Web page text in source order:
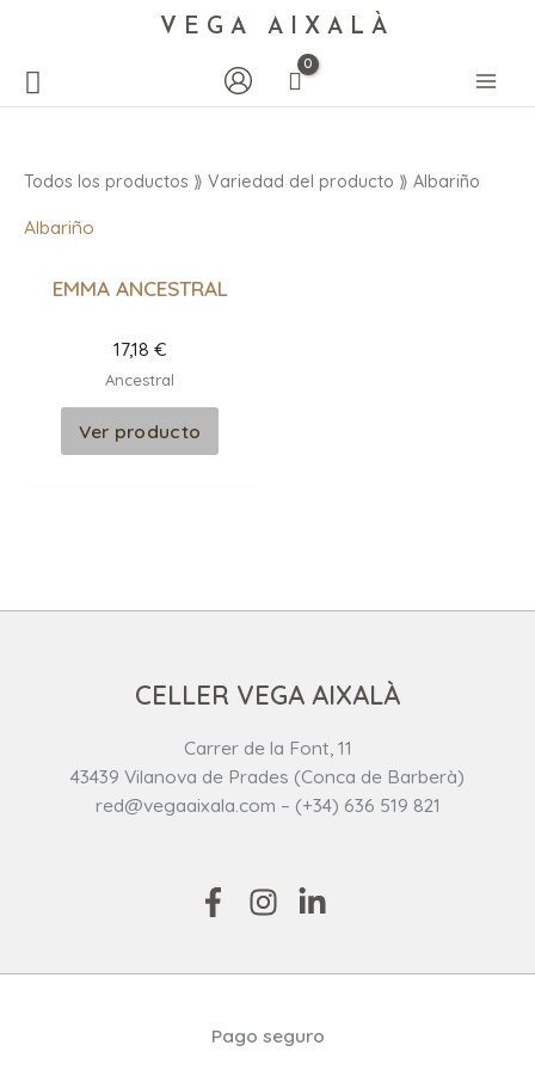
VEGA AIXALÀ
Todos los productos ⟫ Variedad del producto ⟫ Albariño
Albariño
EMMA ANCESTRAL
17,18 €
Ancestral
Ver producto
CELLER VEGA AIXALÀ
Carrer de la Font, 11
43439 Vilanova de Prades (Conca de Barberà)
red@vegaaixala.com – (+34) 636 519 821
Pago seguro